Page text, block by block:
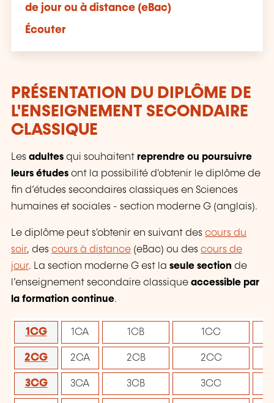
de jour ou à distance (eBac)
Écouter
PRÉSENTATION DU DIPLÔME DE
L'ENSEIGNEMENT SECONDAIRE
CLASSIQUE
Les adultes qui souhaitent reprendre ou poursuivre
leurs études ont la possibilité d'obtenir le diplôme de
fin d’études secondaires classiques en Sciences
humaines et sociales - section moderne G (anglais).
Le diplôme peut s'obtenir en suivant des cours du
soir, des cours à distance (eBac) ou des cours de
jour. La section moderne G est la seule section de
l’enseignement secondaire classique accessible par
la formation continue.
1CG 1CA 1CB 1CC
2CG 2CA 2CB 2CC
3CG 3CA 3CB 3CC